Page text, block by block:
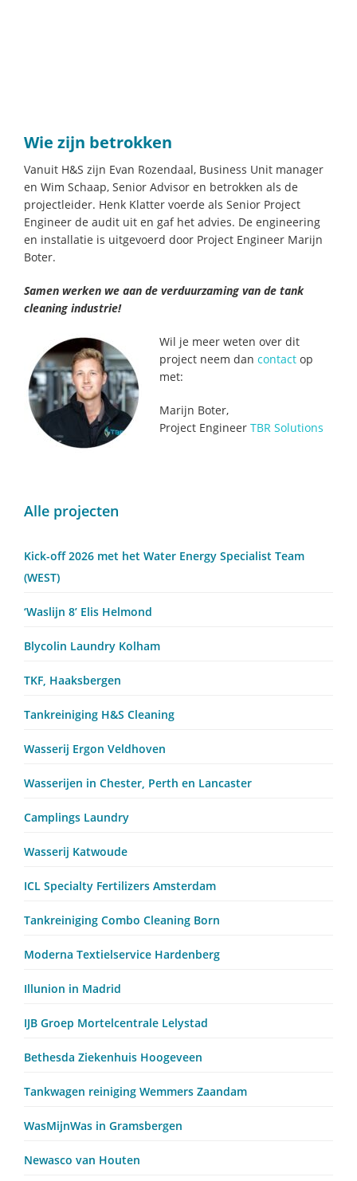
Wie zijn betrokken
Vanuit H&S zijn Evan Rozendaal, Business Unit manager
en Wim Schaap, Senior Advisor en betrokken als de
projectleider. Henk Klatter voerde als Senior Project
Engineer de audit uit en gaf het advies. De engineering
en installatie is uitgevoerd door Project Engineer Marijn
Boter.
Samen werken we aan de verduurzaming van de tank
cleaning industrie!
Wil je meer weten over dit
project neem dan contact op
met:
Marijn Boter,
Project Engineer TBR Solutions
Primary
Alle projecten
Kick-off 2026 met het Water Energy Specialist Team
(WEST)
‘Waslijn 8’ Elis Helmond
Blycolin Laundry Kolham
TKF, Haaksbergen
Tankreiniging H&S Cleaning
Wasserij Ergon Veldhoven
Wasserijen in Chester, Perth en Lancaster
Camplings Laundry
Wasserij Katwoude
ICL Specialty Fertilizers Amsterdam
Tankreiniging Combo Cleaning Born
Moderna Textielservice Hardenberg
Illunion in Madrid
IJB Groep Mortelcentrale Lelystad
Bethesda Ziekenhuis Hoogeveen
Tankwagen reiniging Wemmers Zaandam
WasMijnWas in Gramsbergen
Newasco van Houten